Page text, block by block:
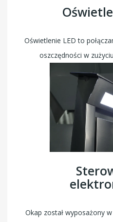
Oświetlenie LED to
oszczędności w
Okap został wyposażony